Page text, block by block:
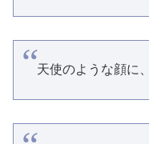
天使のような顔に